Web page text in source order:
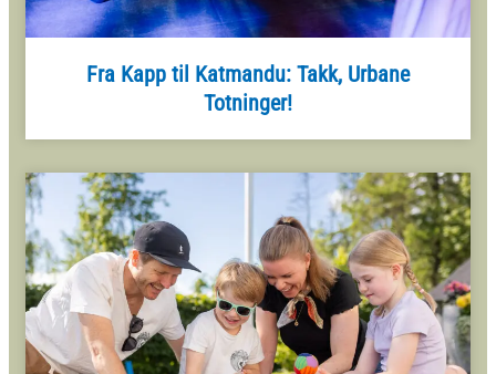
Fra Kapp til Katmandu: Takk, Urbane
Totninger!